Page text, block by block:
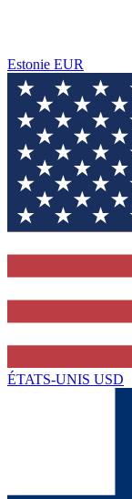
Estonie EUR
ÉTATS-UNIS USD